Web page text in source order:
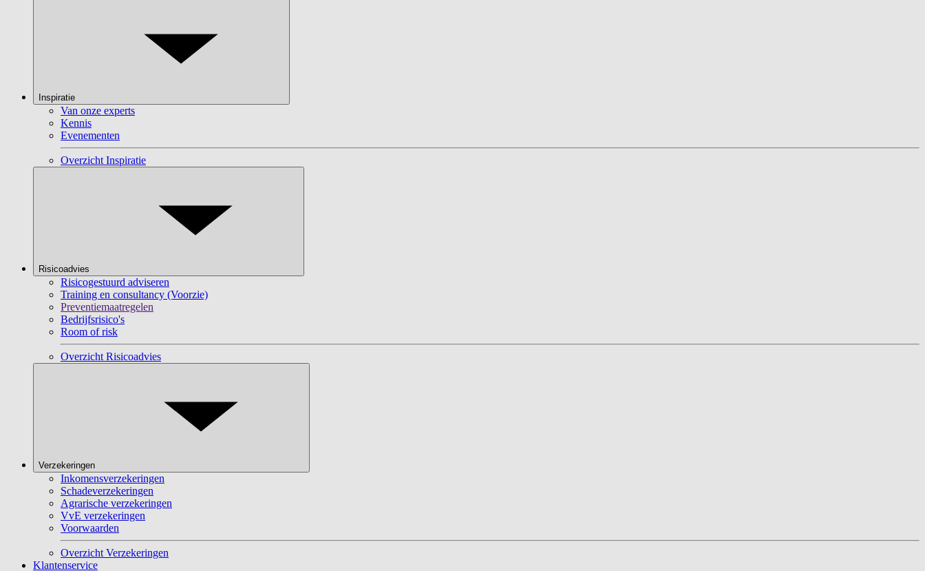
Inspiratie
Van onze experts
Kennis
Evenementen
Overzicht Inspiratie
Risicoadvies
Risicogestuurd adviseren
Training en consultancy (Voorzie)
Preventiemaatregelen
Bedrijfsrisico's
Room of risk
Overzicht Risicoadvies
Verzekeringen
Inkomensverzekeringen
Schadeverzekeringen
Agrarische verzekeringen
VvE verzekeringen
Voorwaarden
Overzicht Verzekeringen
Klantenservice